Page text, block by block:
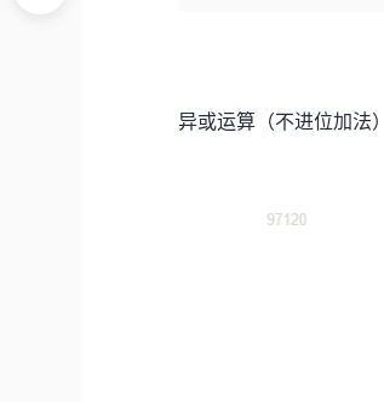
异或运算（不进位加法）